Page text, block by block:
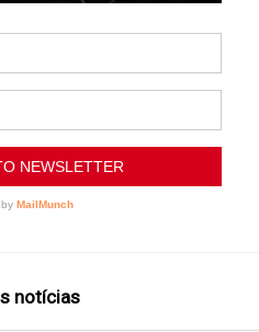
notícias